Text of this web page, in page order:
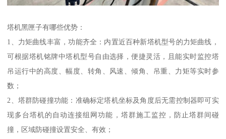
塔机黑匣子有哪些优势：
1、力矩曲线丰富，功能齐全：内置近百种新塔机型号的力矩曲线，
可根据塔机铭牌中塔机型号自由选择，便捷灵活，且能实时监控塔
吊运行中的高度、幅度、转角、风速、倾角、吊重、力矩等实时参
数；
2、塔群防碰撞功能：准确标定塔机坐标及角度后无需控制器即可实
现多台塔机的自动连接组网功能，塔群施工监控，防止塔群间碰
撞，区域防碰撞设置安全、有效；